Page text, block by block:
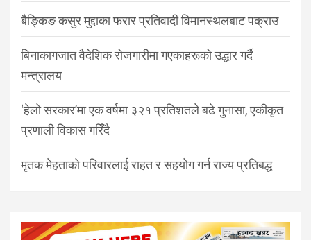
बैङ्किङ कसुर मुद्दाका फरार प्रतिवादी विमानस्थलबाट पक्राउ
बिनाकागजात वैदेशिक रोजगारीमा गएकाहरूको उद्धार गर्दै
मन्त्रालय
‘हेलो सरकार’मा एक वर्षमा ३२१ प्रतिशतले बढे गुनासा, एकीकृत
प्रणाली विकास गरिँदै
मृतक मेहताको परिवारलाई राहत र सहयोग गर्न राज्य प्रतिबद्ध